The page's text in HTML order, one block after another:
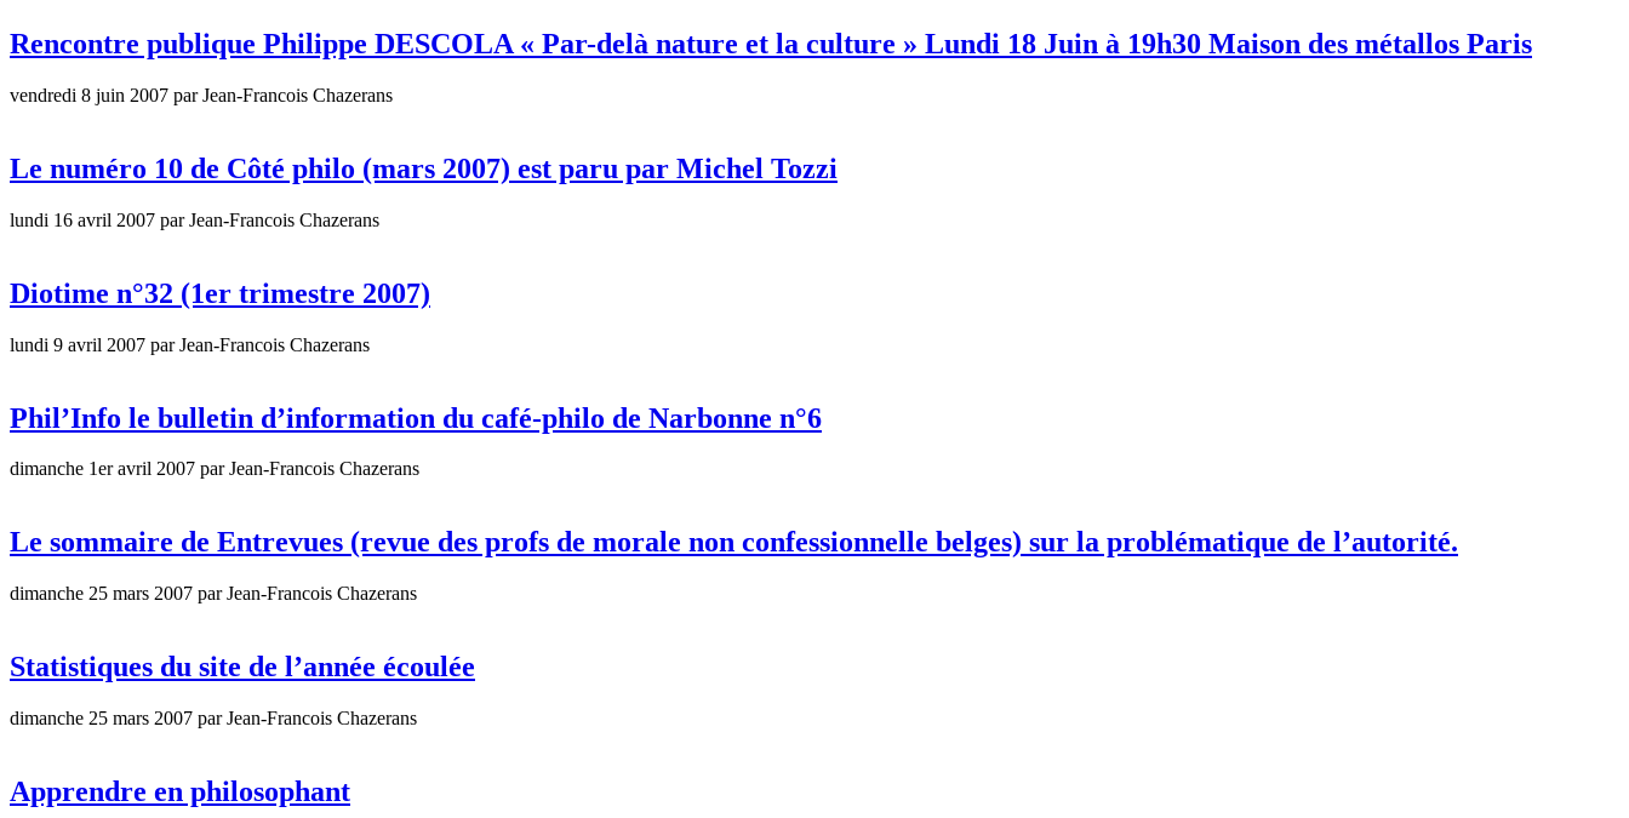
Rencontre publique Philippe DESCOLA « Par-delà nature et la culture » Lundi 18 Juin à 19h30 Maison des métallos Paris
vendredi 8 juin 2007 par Jean-Francois Chazerans
Le numéro 10 de Côté philo (mars 2007) est paru par Michel Tozzi
lundi 16 avril 2007 par Jean-Francois Chazerans
Diotime n°32 (1er trimestre 2007)
lundi 9 avril 2007 par Jean-Francois Chazerans
Phil’Info le bulletin d’information du café-philo de Narbonne n°6
dimanche 1er avril 2007 par Jean-Francois Chazerans
Le sommaire de Entrevues (revue des profs de morale non confessionnelle belges) sur la problématique de l’autorité.
dimanche 25 mars 2007 par Jean-Francois Chazerans
Statistiques du site de l’année écoulée
dimanche 25 mars 2007 par Jean-Francois Chazerans
Apprendre en philosophant